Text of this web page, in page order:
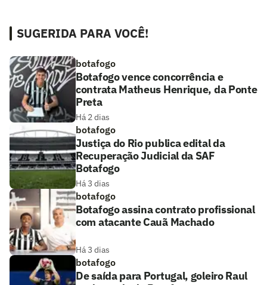
SUGERIDA PARA VOCÊ!
botafogo
Botafogo vence concorrência e
contrata Matheus Henrique, da Ponte
Preta
Há 2 dias
botafogo
Justiça do Rio publica edital da
Recuperação Judicial da SAF
Botafogo
Há 3 dias
botafogo
Botafogo assina contrato profissional
com atacante Cauã Machado
Há 3 dias
botafogo
De saída para Portugal, goleiro Raul